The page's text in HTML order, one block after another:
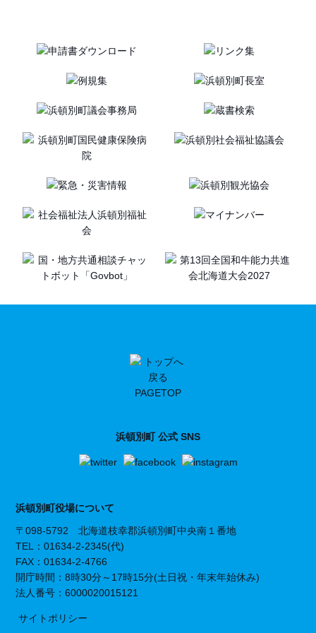
浜頓別町役場について
〒098-5792 北海道枝幸郡浜頓別町中央南１番地
TEL：01634-2-2345(代)
FAX：01634-2-4766
開庁時間：8時30分～17時15分(土日祝・年末年始休み)
法人番号：6000020015121
サイトポリシー
浜頓別町 公式 SNS
PAGETOP